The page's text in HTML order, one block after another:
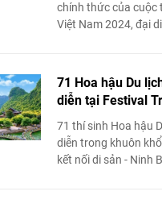
chính thức của cuộc
Việt Nam 2024, đại
71 Hoa hậu Du
diễn tại Festival
71 thí sinh Hoa hậu
diễn trong khuôn
kết nối di sản - Ninh